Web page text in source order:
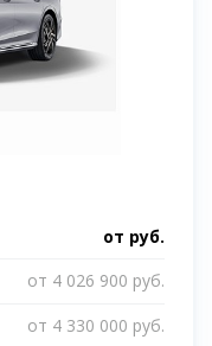
от руб.
от 4 026 900 руб.
от 4 330 000 руб.